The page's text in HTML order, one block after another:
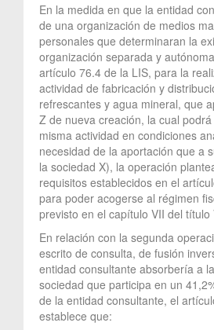
En la medida en que la entidad
de una organización de medios
personales que determinaran la
organización separada y
artículo 76.4 de la LIS, para la
actividad de fabricación y
refrescantes y agua mineral, que
Z de nueva creación, la cual
misma actividad en condiciones
necesidad de la aportación que a
la sociedad X), la operación
requisitos establecidos en el
para poder acogerse al régimen
previsto en el capítulo VII del título
En relación con la segunda
escrito de consulta, de fusión
entidad consultante absorbería a
sociedad que participa en un
de la entidad consultante, el
establece que: